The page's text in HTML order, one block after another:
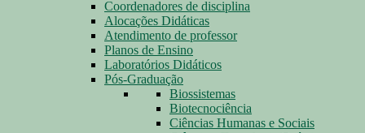
Coordenadores de disciplina
Alocações Didáticas
Atendimento de professor
Planos de Ensino
Laboratórios Didáticos
Pós-Graduação
Biossistemas
Biotecnociência
Ciências Humanas e Sociais